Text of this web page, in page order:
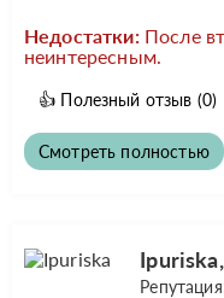
Недостатки: После
неинтересным.
👍 Полезный отзыв (0)
Смотреть полностью